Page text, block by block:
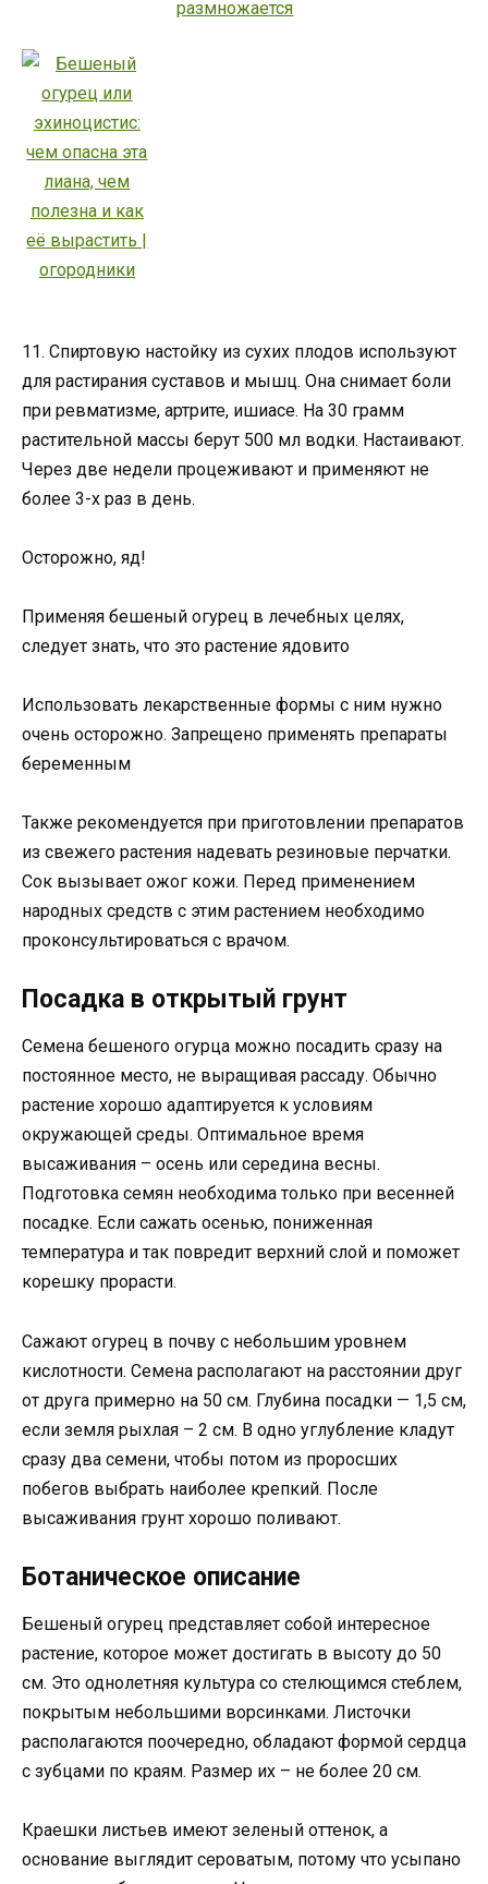
11. Спиртовую настойку из сухих плодов используют
для растирания суставов и мышц. Она снимает боли
при ревматизме, артрите, ишиасе. На 30 грамм
растительной массы берут 500 мл водки. Настаивают.
Через две недели процеживают и применяют не
более 3-х раз в день.
Осторожно, яд!
Применяя бешеный огурец в лечебных целях,
следует знать, что это растение ядовито
Использовать лекарственные формы с ним нужно
очень осторожно. Запрещено применять препараты
беременным
Также рекомендуется при приготовлении препаратов
из свежего растения надевать резиновые перчатки.
Сок вызывает ожог кожи. Перед применением
народных средств с этим растением необходимо
проконсультироваться с врачом.
Посадка в открытый грунт
Семена бешеного огурца можно посадить сразу на
постоянное место, не выращивая рассаду. Обычно
растение хорошо адаптируется к условиям
окружающей среды. Оптимальное время
высаживания – осень или середина весны.
Подготовка семян необходима только при весенней
посадке. Если сажать осенью, пониженная
температура и так повредит верхний слой и поможет
корешку прорасти.
Сажают огурец в почву с небольшим уровнем
кислотности. Семена располагают на расстоянии друг
от друга примерно на 50 см. Глубина посадки — 1,5 см,
если земля рыхлая – 2 см. В одно углубление кладут
сразу два семени, чтобы потом из проросших
побегов выбрать наиболее крепкий. После
высаживания грунт хорошо поливают.
Ботаническое описание
Бешеный огурец представляет собой интересное
растение, которое может достигать в высоту до 50
см. Это однолетняя культура со стелющимся стеблем,
покрытым небольшими ворсинками. Листочки
располагаются поочередно, обладают формой сердца
с зубцами по краям. Размер их – не более 20 см.
Краешки листьев имеют зеленый оттенок, а
основание выглядит сероватым, потому что усыпано